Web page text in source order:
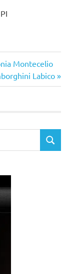
Montecelio
Labico
CERCA